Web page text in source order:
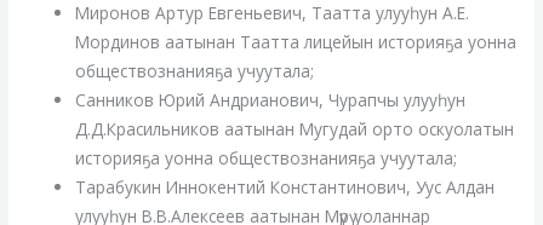
Миронов Артур Евгеньевич, Таатта улууһун А.Е.
Мординов аатынан Таатта лицейын историяҕа уонна
обществознанияҕа учуутала;
Санников Юрий Андрианович, Чурапчы улууһун
Д.Д.Красильников аатынан Мугудай орто оскуолатын
историяҕа уонна обществознанияҕа учуутала;
Тарабукин Иннокентий Константинович, Уус Алдан
улууһун В.В.Алексеев аатынан Мүрү уоланнар